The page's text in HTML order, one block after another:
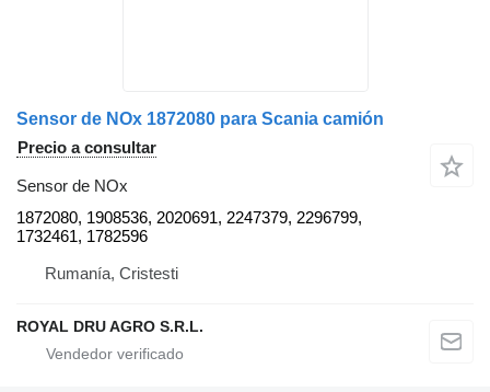
Sensor de NOx 1872080 para Scania camión
Precio a consultar
Sensor de NOx
1872080, 1908536, 2020691, 2247379, 2296799,
1732461, 1782596
Rumanía, Cristesti
ROYAL DRU AGRO S.R.L.